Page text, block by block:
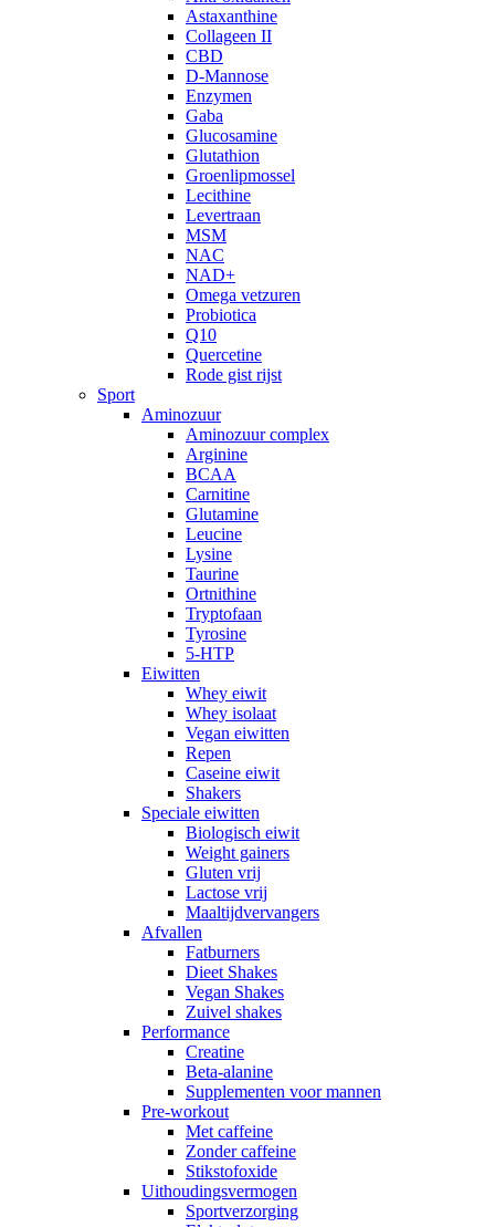
Astaxanthine
Collageen II
CBD
D-Mannose
Enzymen
Gaba
Glucosamine
Glutathion
Groenlipmossel
Lecithine
Levertraan
MSM
NAC
NAD+
Omega vetzuren
Probiotica
Q10
Quercetine
Rode gist rijst
Sport
Aminozuur
Aminozuur complex
Arginine
BCAA
Carnitine
Glutamine
Leucine
Lysine
Taurine
Ortnithine
Tryptofaan
Tyrosine
5-HTP
Eiwitten
Whey eiwit
Whey isolaat
Vegan eiwitten
Repen
Caseine eiwit
Shakers
Speciale eiwitten
Biologisch eiwit
Weight gainers
Gluten vrij
Lactose vrij
Maaltijdvervangers
Afvallen
Fatburners
Dieet Shakes
Vegan Shakes
Zuivel shakes
Performance
Creatine
Beta-alanine
Supplementen voor mannen
Pre-workout
Met caffeine
Zonder caffeine
Stikstofoxide
Uithoudingsvermogen
Sportverzorging